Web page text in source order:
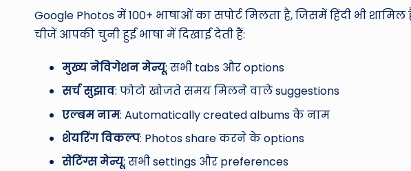
Google Photos में 100+ भाषाओं का सपोर्ट मिलता है, जिसमें हिंदी भी
चीजें आपकी चुनी हुई भाषा में दिखाई देती हैं:
मुख्य नेविगेशन मेन्यू: सभी tabs और options
सर्च सुझाव: फोटो खोजते समय मिलने वाले suggestions
एल्बम नाम: Automatically created albums के नाम
शेयरिंग विकल्प: Photos share करने के options
सेटिंग्स मेन्यू: सभी settings और preferences